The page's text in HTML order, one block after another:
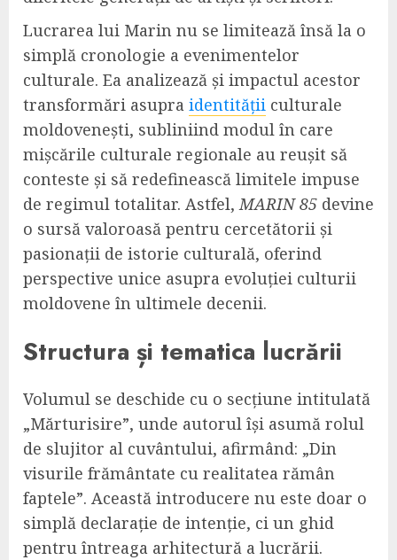
Lucrarea lui Marin nu se limitează însă la o
simplă cronologie a evenimentelor
culturale. Ea analizează și impactul acestor
transformări asupra identității culturale
moldovenești, subliniind modul în care
mișcările culturale regionale au reușit să
conteste și să redefinească limitele impuse
de regimul totalitar. Astfel,MARIN 85 devine
o sursă valoroasă pentru cercetătorii și
pasionații de istorie culturală, oferind
perspective unice asupra evoluției culturii
moldovene în ultimele decenii.
Structura și tematica lucrării
Volumul se deschide cu o secțiune intitulată
„Mărturisire”, unde autorul își asumă rolul
de slujitor al cuvântului, afirmând: „Din
visurile frământate cu realitatea rămân
faptele”. Această introducere nu este doar o
simplă declarație de intenție, ci un ghid
pentru întreaga arhitectură a lucrării.